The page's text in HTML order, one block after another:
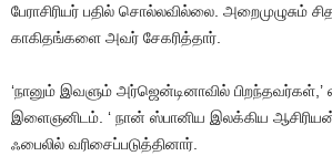
பேராசிரியர் பதில் சொல்லவில்லை அறைமுழுசும்
காகிதங்களை அவர் சேகரித்தார்
‘நானும் இவளும் அர்ஜென்டினாவில் பிறந்தவர்கள் ,’
இளைஞனிடம் . ‘ நான் ஸ்பானிய இலக்கிய
ஃபைலில் வரிசைப்படுத்தினார்